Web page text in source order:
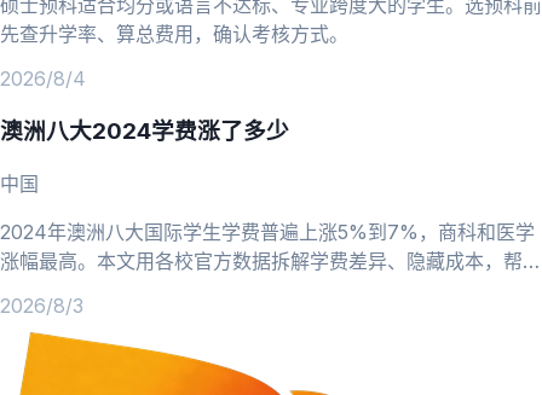
先查升学率、算总费用，确认考核方式。
2026/8/4
澳洲八大2024学费涨了多少
中国
2024年澳洲八大国际学生学费普遍上涨5%到7%，商科和医学
涨幅最高。本文用各校官方数据拆解学费差异、隐藏成本，帮你
2026/8/3